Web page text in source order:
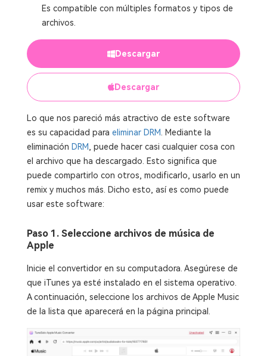
Es compatible con múltiples formatos y tipos de
archivos.
Descargar
Descargar
Lo que nos pareció más atractivo de este software
es su capacidad para eliminar DRM. Mediante la
eliminación DRM, puede hacer casi cualquier cosa con
el archivo que ha descargado. Esto significa que
puede compartirlo con otros, modificarlo, usarlo en un
remix y muchos más. Dicho esto, así es como puede
usar este software:
Paso 1. Seleccione archivos de música de
Apple
Inicie el convertidor en su computadora. Asegúrese de
que iTunes ya esté instalado en el sistema operativo.
A continuación, seleccione los archivos de Apple Music
de la lista que aparecerá en la página principal.